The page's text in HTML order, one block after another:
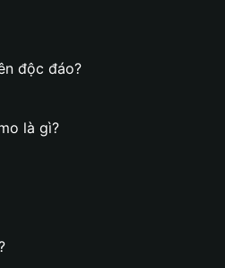
độc đáo?
là gì?